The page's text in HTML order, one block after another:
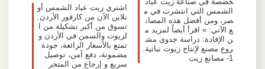
الشمس التي انتشرت في م
صر، ومن أفضل هذه المصان
ع الآتي: » اقرأ أيضاً لمزيد م
ن الإفادة: دراسة جدوى مش
روع مصنع لإنتاج زيوت نباتية.
1- مصانع زيت
اشتري زيت عباد الشمس أو
نلاين الآن من كارفور الأردن.
تسوق من أكبر تشكيلة من ا
لزيوت والسمن في الأردن و
تمتع بالأسعار الرائعة، جودة
مضمونة، دفع آمن، توصيل
سريع و إرجاع من المتجر